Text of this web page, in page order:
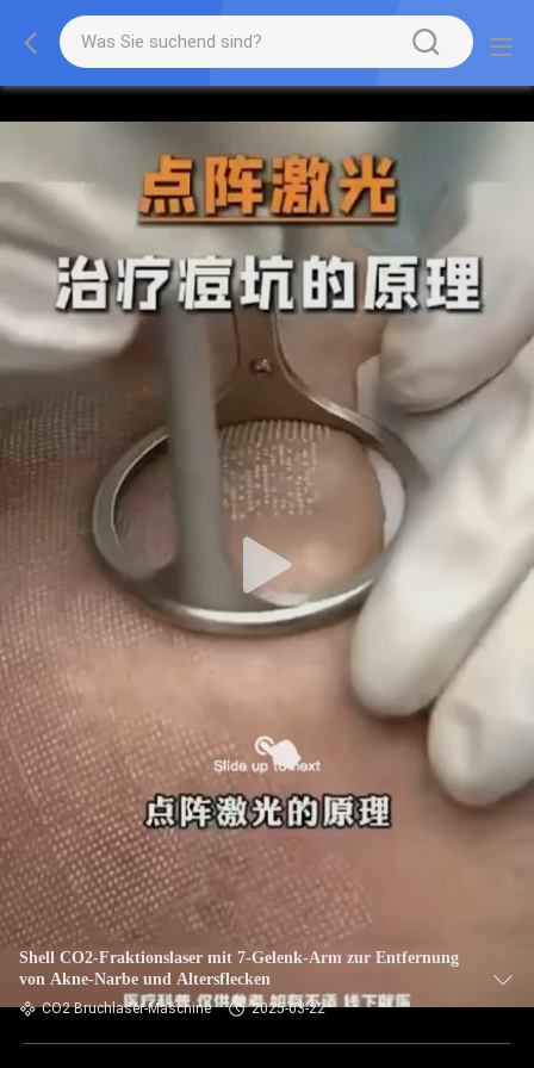
Shell CO2-Fraktionslaser mit 7-Gelenk-Arm zur Entfernung
von Akne-Narbe und Altersflecken
CO2 Bruchlaser-Maschine 2025-03-22